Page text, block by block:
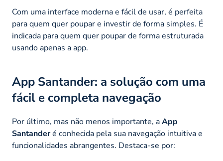
Com uma interface moderna e fácil de usar, é perfeita
para quem quer poupar e investir de forma simples. É
indicada para quem quer poupar de forma estruturada
usando apenas a app.
App Santander: a solução com uma
fácil e completa navegação
Por último, mas não menos importante, aApp
Santanderé conhecida pela sua navegação intuitiva e
funcionalidades abrangentes. Destaca-se por: